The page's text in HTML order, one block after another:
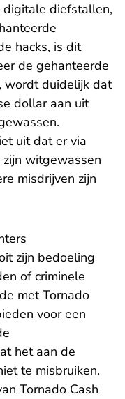
diefstallen,
hacks, is dit
de gehanteerde
wordt duidelijk dat
dollar aan uit
uit dat er via
witgewassen
misdrijven zijn
zijn bedoeling
of criminele
met Tornado
voor een
het aan de
te misbruiken.
Tornado Cash